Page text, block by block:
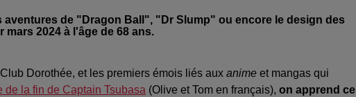
aventures de "Dragon Ball", "Dr Slump" ou encore le design des
2024 à l'âge de 68 ans.
Dorothée, et les premiers émois liés aux anime et mangas qui
de la fin de Captain Tsubasa (Olive et Tom en français), on apprend ce